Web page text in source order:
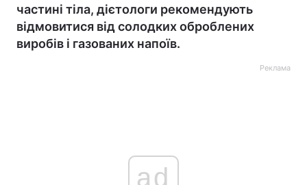
частині тіла, дієтологи рекомендують
відмовитися від солодких оброблених
виробів і газованих напоїв.
Реклама
ad